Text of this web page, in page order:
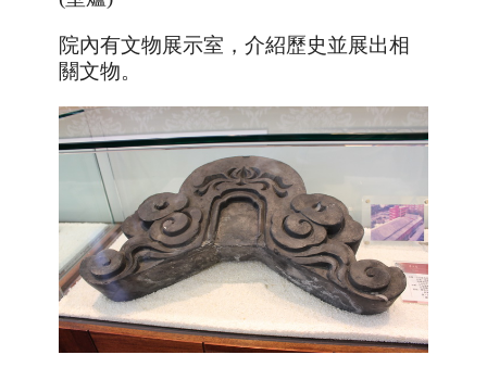
院內有文物展示室，介紹歷史並展出相
關文物。